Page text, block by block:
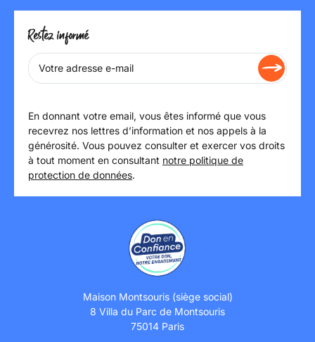
Restez informé
En donnant votre email, vous êtes informé que vous
recevrez nos lettres d’information et nos appels à la
générosité. Vous pouvez consulter et exercer vos droits
à tout moment en consultant notre politique de
protection de données.
Maison Montsouris (siège social)
8 Villa du Parc de Montsouris
75014 Paris